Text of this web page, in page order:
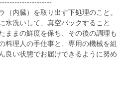
（内臓）を取り出す下処理のこと。
水洗いして、真空パックすること
ままの鮮度を保ち、その後の調理も
料理人の手仕事と、専用の機械を組
良い状態でお届けできるように努め